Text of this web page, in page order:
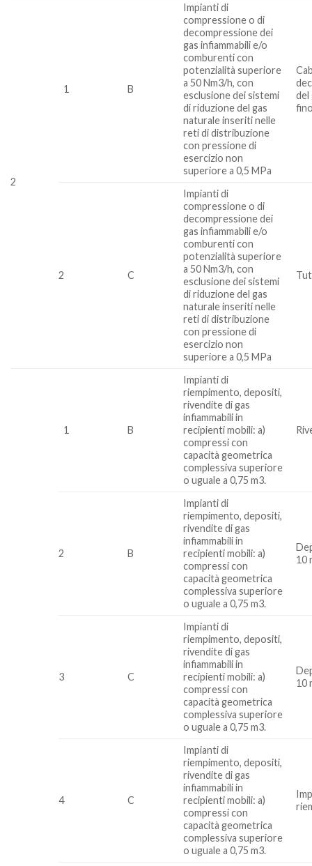
2
1 B
Impianti di
compressione o di
decompressione dei
gas infiammabili e/o
comburenti con
potenzialità superiore
a 50 Nm3/h, con
esclusione dei sistemi
di riduzione del gas
naturale inseriti nelle
reti di distribuzione
con pressione di
esercizio non
superiore a 0,5 MPa
del
2 C
Impianti di
compressione o di
decompressione dei
gas infiammabili e/o
comburenti con
potenzialità superiore
a 50 Nm3/h, con
esclusione dei sistemi
di riduzione del gas
naturale inseriti nelle
reti di distribuzione
con pressione di
esercizio non
superiore a 0,5 MPa
1 B
Impianti di
riempimento, depositi,
rivendite di gas
infiammabili in
recipienti mobili: a)
compressi con
capacità geometrica
complessiva superiore
o uguale a 0,75 m3.
2 B
Impianti di
riempimento, depositi,
rivendite di gas
infiammabili in
recipienti mobili: a)
compressi con
capacità geometrica
complessiva superiore
o uguale a 0,75 m3.
10
3 C
Impianti di
riempimento, depositi,
rivendite di gas
infiammabili in
recipienti mobili: a)
compressi con
capacità geometrica
complessiva superiore
o uguale a 0,75 m3.
10
4 C
Impianti di
riempimento, depositi,
rivendite di gas
infiammabili in
recipienti mobili: a)
compressi con
capacità geometrica
complessiva superiore
o uguale a 0,75 m3.